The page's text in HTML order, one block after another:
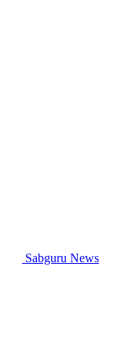
Sabguru News